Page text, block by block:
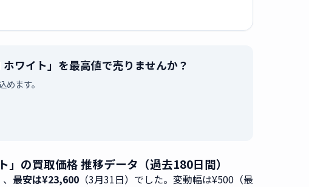
ワイト」を最高値で売りませんか？
ます。
の買取価格 推移データ（過去180日間）
最安は¥23,600 （3月31日）でした。変動幅は¥500（最